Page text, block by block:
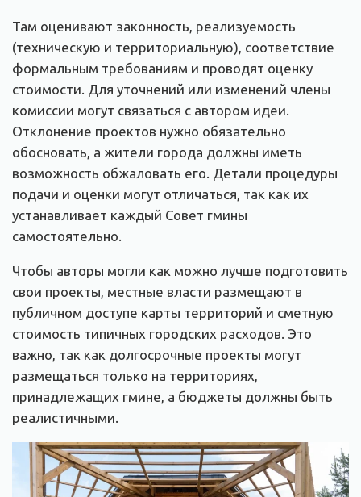
Там оценивают законность, реализуемость
(техническую и территориальную), соответствие
формальным требованиям и проводят оценку
стоимости. Для уточнений или изменений члены
комиссии могут связаться с автором идеи.
Отклонение проектов нужно обязательно
обосновать, а жители города должны иметь
возможность обжаловать его. Детали процедуры
подачи и оценки могут отличаться, так как их
устанавливает каждый Совет гмины
самостоятельно.
Чтобы авторы могли как можно лучше подготовить
свои проекты, местные власти размещают в
публичном доступе карты территорий и сметную
стоимость типичных городских расходов. Это
важно, так как долгосрочные проекты могут
размещаться только на территориях,
принадлежащих гмине, а бюджеты должны быть
реалистичными.